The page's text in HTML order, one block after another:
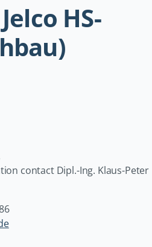
HS-
contact Dipl.-Ing. Klaus-Peter